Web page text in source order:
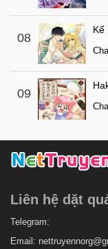
08
09
Liên hệ dặt
Telegram:
Email: